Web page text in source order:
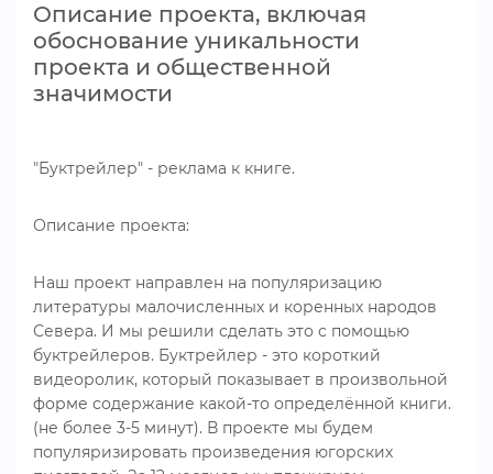
Описание проекта, включая
обоснование уникальности
проекта и общественной
значимости
"Буктрейлер" - реклама к книге.
Описание проекта:
Наш проект направлен на популяризацию
литературы малочисленных и коренных народов
Севера. И мы решили сделать это с помощью
буктрейлеров. Буктрейлер - это короткий
видеоролик, который показывает в произвольной
форме содержание какой-то определённой книги.
(не более 3-5 минут). В проекте мы будем
популяризировать произведения югорских